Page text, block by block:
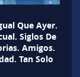
Que Ayer.
Siglos De
Amigos.
Tan Solo